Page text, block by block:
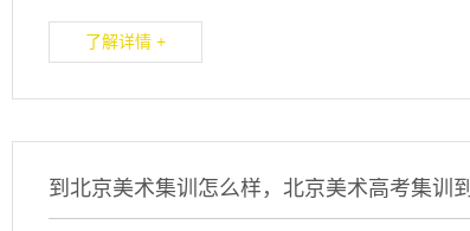
了解详情 +
到北京美术集训怎么样，北京美术高考集训到